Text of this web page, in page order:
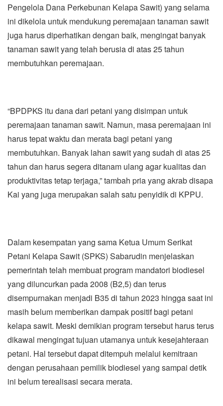
Pengelola Dana Perkebunan Kelapa Sawit) yang selama
ini dikelola untuk mendukung peremajaan tanaman sawit
juga harus diperhatikan dengan baik, mengingat banyak
tanaman sawit yang telah berusia di atas 25 tahun
membutuhkan peremajaan.
“BPDPKS itu dana dari petani yang disimpan untuk
peremajaan tanaman sawit. Namun, masa peremajaan ini
harus tepat waktu dan merata bagi petani yang
membutuhkan. Banyak lahan sawit yang sudah di atas 25
tahun dan harus segera ditanam ulang agar kualitas dan
produktivitas tetap terjaga,” tambah pria yang akrab disapa
Kai yang juga merupakan salah satu penyidik di KPPU.
Dalam kesempatan yang sama Ketua Umum Serikat
Petani Kelapa Sawit (SPKS) Sabarudin menjelaskan
pemerintah telah membuat program mandatori biodiesel
yang diluncurkan pada 2008 (B2,5) dan terus
disempurnakan menjadi B35 di tahun 2023 hingga saat ini
masih belum memberikan dampak positif bagi petani
kelapa sawit. Meski demikian program tersebut harus terus
dikawal mengingat tujuan utamanya untuk kesejahteraan
petani. Hal tersebut dapat ditempuh melalui kemitraan
dengan perusahaan pemilik biodiesel yang sampai detik
ini belum terealisasi secara merata.